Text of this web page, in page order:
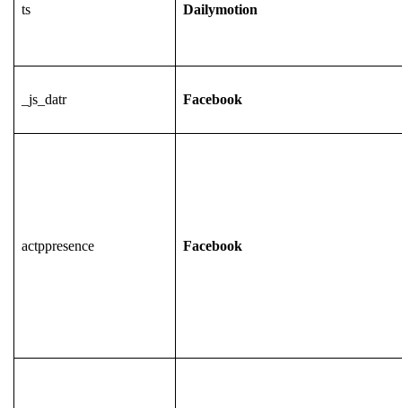
ts Dailymotion
_js_datr Facebook
actppresence Facebook